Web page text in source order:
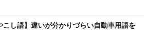
こし語】違いが分かりづらい自動車用語を